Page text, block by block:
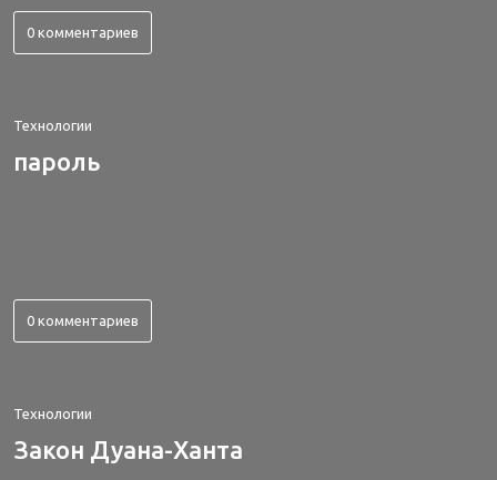
0 комментариев
Технологии
пароль
0 комментариев
Технологии
Закон Дуана-Ханта